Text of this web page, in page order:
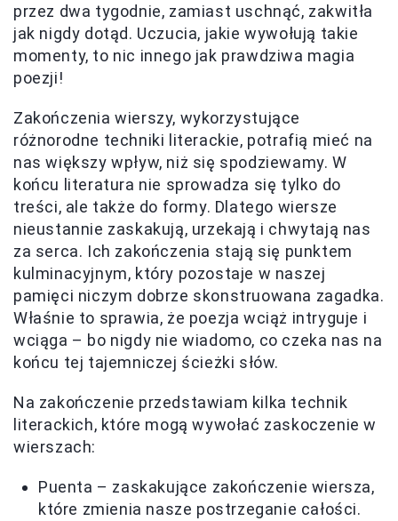
przez dwa tygodnie, zamiast uschnąć, zakwitła
jak nigdy dotąd. Uczucia, jakie wywołują takie
momenty, to nic innego jak prawdziwa magia
poezji!
Zakończenia wierszy, wykorzystujące
różnorodne techniki literackie, potrafią mieć na
nas większy wpływ, niż się spodziewamy. W
końcu literatura nie sprowadza się tylko do
treści, ale także do formy. Dlatego wiersze
nieustannie zaskakują, urzekają i chwytają nas
za serca. Ich zakończenia stają się punktem
kulminacyjnym, który pozostaje w naszej
pamięci niczym dobrze skonstruowana zagadka.
Właśnie to sprawia, że poezja wciąż intryguje i
wciąga – bo nigdy nie wiadomo, co czeka nas na
końcu tej tajemniczej ścieżki słów.
Na zakończenie przedstawiam kilka technik
literackich, które mogą wywołać zaskoczenie w
wierszach:
Puenta – zaskakujące zakończenie wiersza,
które zmienia nasze postrzeganie całości.